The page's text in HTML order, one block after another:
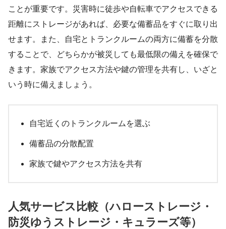
ことが重要です。災害時に徒歩や自転車でアクセスできる
距離にストレージがあれば、必要な備蓄品をすぐに取り出
せます。また、自宅とトランクルームの両方に備蓄を分散
することで、どちらかが被災しても最低限の備えを確保で
きます。家族でアクセス方法や鍵の管理を共有し、いざと
いう時に備えましょう。
自宅近くのトランクルームを選ぶ
備蓄品の分散配置
家族で鍵やアクセス方法を共有
人気サービス比較（ハローストレージ・
防災ゆうストレージ・キュラーズ等）